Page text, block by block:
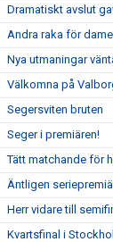
Dramatiskt avslut
Andra raka för
Nya utmaningar
Välkomna på
Segersviten bruten
Seger i premiären!
Tätt matchande för
Äntligen
Herr vidare till
Kvartsfinal i